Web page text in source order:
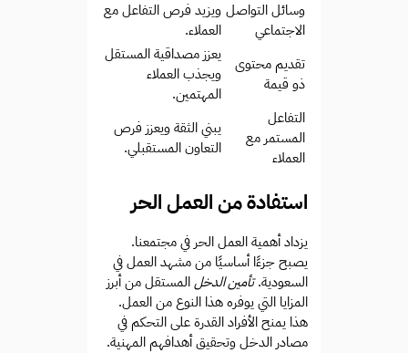
وسائل التواصل
الاجتماعي
ويزيد فرص التفاعل مع
العملاء.
تقديم محتوى
ذو قيمة
يعزز مصداقية المستقل
ويجذب العملاء
المهتمين.
التفاعل
المستمر مع
العملاء
يبني الثقة ويعزز فرص
التعاون المستقبلي.
استفادة من العمل الحر
يزداد أهمية العمل الحر في مجتمعنا.
يصبح جزءًا أساسيًا من مشهد العمل في
السعودية.تأمين الدخلالمستقل من أبرز
المزايا التي يوفره هذا النوع من العمل.
هذا يمنح الأفراد القدرة على التحكم في
مصادر الدخل وتحقيق أهدافهم المهنية.